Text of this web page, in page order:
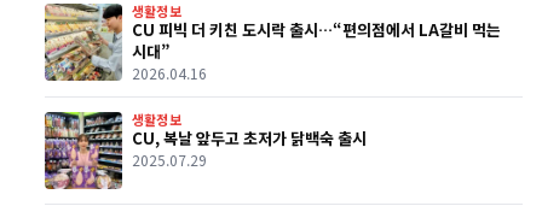
생활정보
CU 피빅 더 키친 도시락 출시…“편의점에서 LA갈비 먹는
시대”
2026.04.16
생활정보
CU, 복날 앞두고 초저가 닭백숙 출시
2025.07.29